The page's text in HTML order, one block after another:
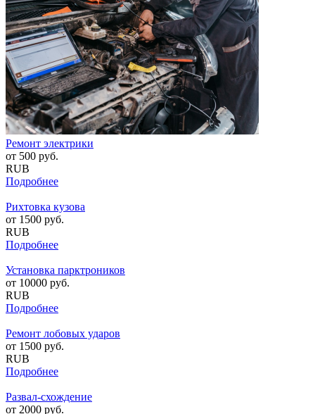
Ремонт электрики
от 500 руб.
RUB
Подробнее
Рихтовка кузова
от 1500 руб.
RUB
Подробнее
Установка парктроников
от 10000 руб.
RUB
Подробнее
Ремонт лобовых ударов
от 1500 руб.
RUB
Подробнее
Развал-схождение
от 2000 руб.